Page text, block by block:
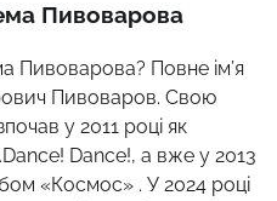
Пивоварова
Пивоварова? Повне ім’я
Пивоваров. Свою
у 2011 році як
Dance!, а вже у 2013
«Космос» . У 2024 році